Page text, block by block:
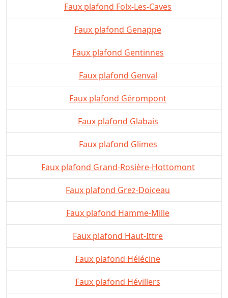
Faux plafond Folx-Les-Caves
Faux plafond Genappe
Faux plafond Gentinnes
Faux plafond Genval
Faux plafond Gérompont
Faux plafond Glabais
Faux plafond Glimes
Faux plafond Grand-Rosière-Hottomont
Faux plafond Grez-Doiceau
Faux plafond Hamme-Mille
Faux plafond Haut-Ittre
Faux plafond Hélécine
Faux plafond Hévillers